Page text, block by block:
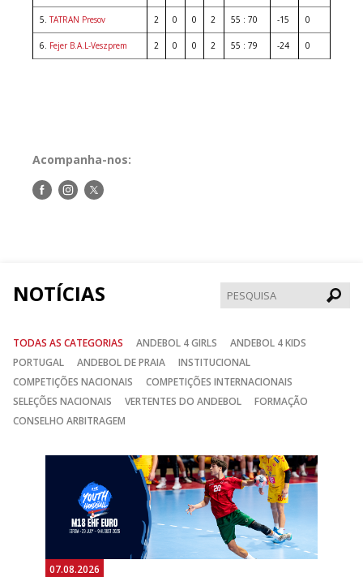
5.TATRAN Presov 2 0 0 2 55 : 70 -15 0
6. Fejer B.A.L-Veszprem 2 0 0 2 55 : 79 -24 0
Acompanha-nos:
Siga-Siga-Siga-
NOTÍCIAS
TODAS AS CATEGORIAS ANDEBOL 4 GIRLS
ANDEBOL 4 KIDS
PORTUGAL
ANDEBOL DE PRAIA
INSTITUCIONAL
COMPETIÇÕES NACIONAIS
COMPETIÇÕES INTERNACIONAIS
SELEÇÕES NACIONAIS
VERTENTES DO ANDEBOL
FORMAÇÃO
CONSELHO ARBITRAGEM
07.08.2026